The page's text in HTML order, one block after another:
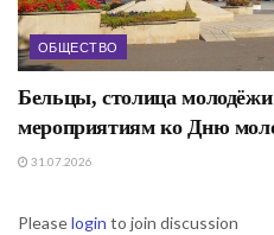
ОБЩЕСТВО
Бельцы, столица молодёжи
мероприятиям ко Дню
31.07.2026
Pleaselogin to join discussion